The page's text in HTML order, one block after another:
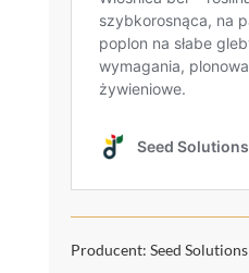
Producent: Seed Solutions